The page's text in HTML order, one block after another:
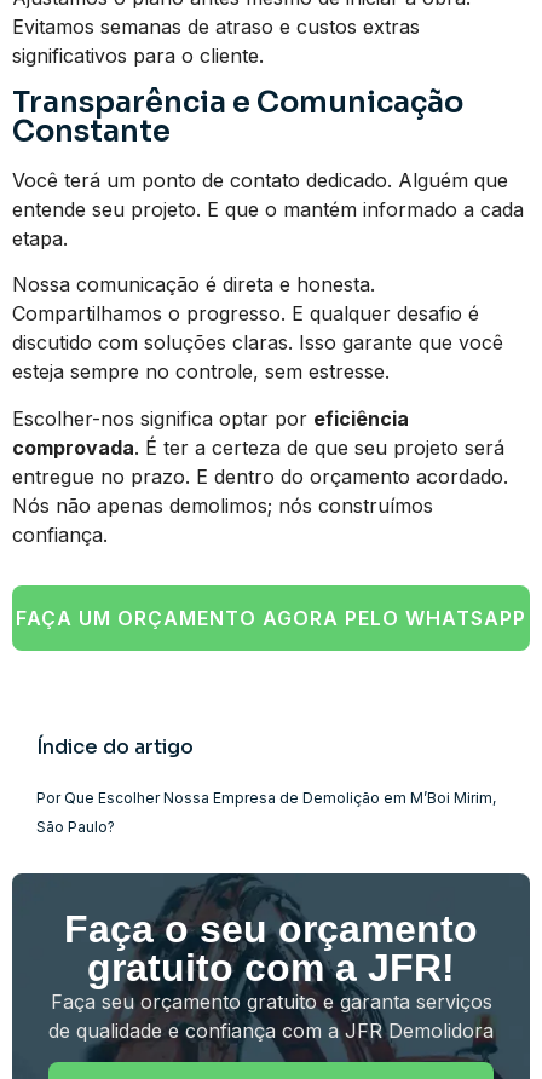
Evitamos semanas de atraso e custos extras
significativos para o cliente.
Transparência e Comunicação
Constante
Você terá um ponto de contato dedicado. Alguém que
entende seu projeto. E que o mantém informado a cada
etapa.
Nossa comunicação é direta e honesta.
Compartilhamos o progresso. E qualquer desafio é
discutido com soluções claras. Isso garante que você
esteja sempre no controle, sem estresse.
Escolher-nos significa optar por eficiência
comprovada. É ter a certeza de que seu projeto será
entregue no prazo. E dentro do orçamento acordado.
Nós não apenas demolimos; nós construímos
confiança.
FAÇA UM ORÇAMENTO AGORA PELO WHATSAPP
Índice do artigo
Por Que Escolher Nossa Empresa de Demolição em M’Boi Mirim,
São Paulo?
Faça o seu orçamento
gratuito com a JFR!
Faça seu orçamento gratuito e garanta serviços
de qualidade e confiança com a JFR Demolidora